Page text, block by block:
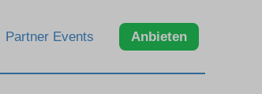
Partner Events Anbieten